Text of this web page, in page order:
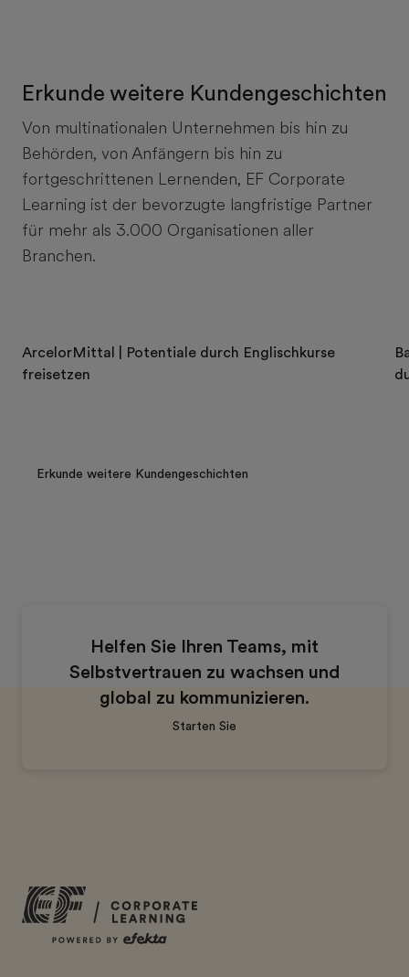
Erkunde weitere Kundengeschichten
Von multinationalen Unternehmen bis hin zu
Behörden, von Anfängern bis hin zu
fortgeschrittenen Lernenden, EF Corporate
Learning ist der bevorzugte langfristige Partner
für mehr als 3.000 Organisationen aller
Branchen.
ArcelorMittal | Potentiale durch Englischkurse
freisetzen
Erkunde weitere Kundengeschichten
Helfen Sie Ihren Teams, mit
Selbstvertrauen zu wachsen und
global zu kommunizieren.
Starten Sie